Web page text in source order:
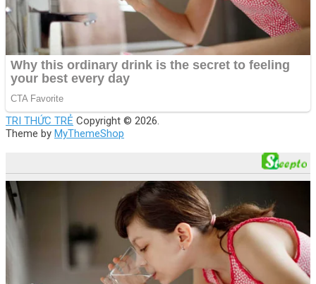
TRI THỨC TRẺ Copyright © 2026.
Theme by MyThemeShop